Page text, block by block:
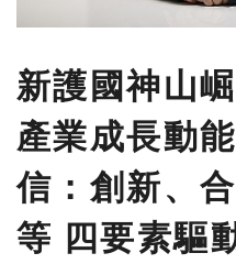
新護國神山
產業成長動
信：創新、
等 四要素驅